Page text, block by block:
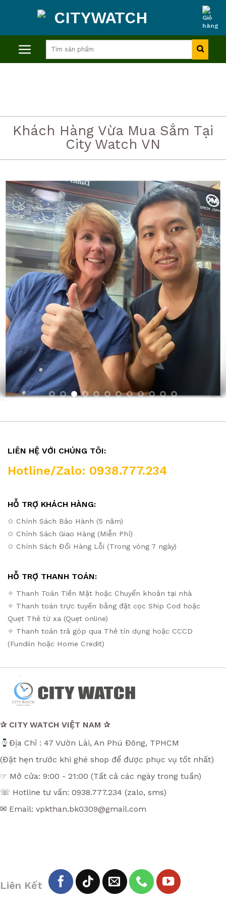
kiếm:
Khách Hàng Vừa Mua Sắm Tại
City Watch VN
LIÊN HỆ VỚI CHÚNG TÔI:
Hotline/Zalo: 0938.777.234
HỖ TRỢ KHÁCH HÀNG:
✩ Chính Sách Bảo Hành (5 năm)
✩ Chính Sách Giao Hàng (Miễn Phí)
✩ Chính Sách Đổi Hàng Lỗi (Trong vòng 7 ngày)
HỖ TRỢ THANH TOÁN:
✧ Thanh Toán Tiền Mặt hoặc Chuyển khoản tại nhà
✧ Thanh toán trực tuyến bằng đặt cọc Ship Cod hoặc
Quẹt Thẻ từ xa (Quẹt online)
✧ Thanh toán trả góp qua Thẻ tín dụng hoặc CCCD
(Fundiin hoặc Home Credit)
✰ CITY WATCH VIỆT NAM ✰
Địa Chỉ : 47 Vườn Lài, An Phú Đông, TPHCM
(Đặt hẹn trước khi ghé shop để được phục vụ tốt nhất)
☞ Mở cửa: 9:00 - 21:00 (Tất cả các ngày trong tuần)
☏ Hotline tư vấn: 0938.777.234 (zalo, sms)
✉ Email: vpkthan.bk0309@gmail.com
Liên Kết